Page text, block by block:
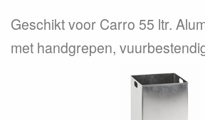
Geschikt voor Carro 55 ltr.
met handgrepen,